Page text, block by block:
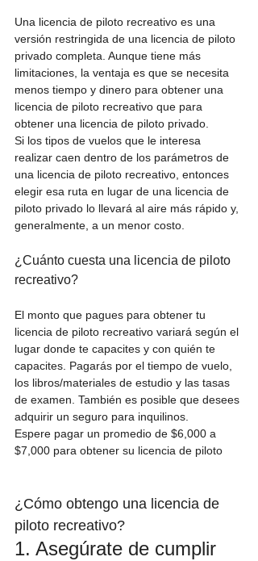
Una licencia de piloto recreativo es una
versión restringida de una licencia de piloto
privado completa. Aunque tiene más
limitaciones, la ventaja es que se necesita
menos tiempo y dinero para obtener una
licencia de piloto recreativo que para
obtener una licencia de piloto privado.
Si los tipos de vuelos que le interesa
realizar caen dentro de los parámetros de
una licencia de piloto recreativo, entonces
elegir esa ruta en lugar de una licencia de
piloto privado lo llevará al aire más rápido y,
generalmente, a un menor costo.
¿Cuánto cuesta una licencia de piloto
recreativo?
El monto que pagues para obtener tu
licencia de piloto recreativo variará según el
lugar donde te capacites y con quién te
capacites. Pagarás por el tiempo de vuelo,
los libros/materiales de estudio y las tasas
de examen. También es posible que desees
adquirir un seguro para inquilinos.
Espere pagar un promedio de $6,000 a
$7,000 para obtener su licencia de piloto
¿Cómo obtengo una licencia de
piloto recreativo?
1. Asegúrate de cumplir